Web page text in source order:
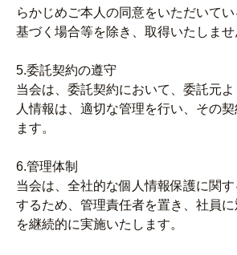
らかじめご本人の同意をいただいて
基づく場合等を除き、取得いたしませ
5.委託契約の遵守
当会は、委託契約において、委託元
人情報は、適切な管理を行い、その
ます。
6.管理体制
当会は、全社的な個人情報保護に関
するため、管理責任者を置き、社員
を継続的に実施いたします。